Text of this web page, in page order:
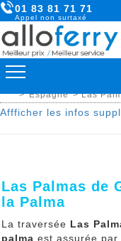
01 83 81 71 71
Appel non surtaxé
>Espagne> Las
Affficher les infos
Las Palmas de
la Palma
La traversée Las
palma est assurée par